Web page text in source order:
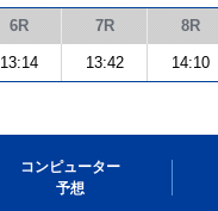
6R 7R 8R
13:14 13:42 14:10
コンピューター
予想